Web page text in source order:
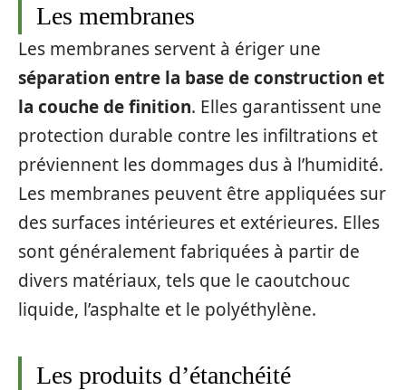
Les membranes
Les membranes servent à ériger une
séparation entre la base de construction et
la couche de finition. Elles garantissent une
protection durable contre les infiltrations et
préviennent les dommages dus à l’humidité.
Les membranes peuvent être appliquées sur
des surfaces intérieures et extérieures. Elles
sont généralement fabriquées à partir de
divers matériaux, tels que le caoutchouc
liquide, l’asphalte et le polyéthylène.
Les produits d’étanchéité